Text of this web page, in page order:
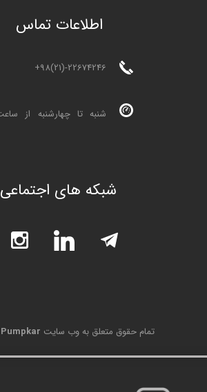
اطلاعات تماس
+98(21)-22674246
شبکه های اجتماعی
تمام حقوق متعلق به وب سایت Pumpkar